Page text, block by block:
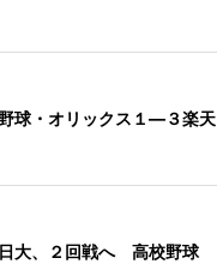
球・オリックス１―３楽天
大、２回戦へ 高校野球